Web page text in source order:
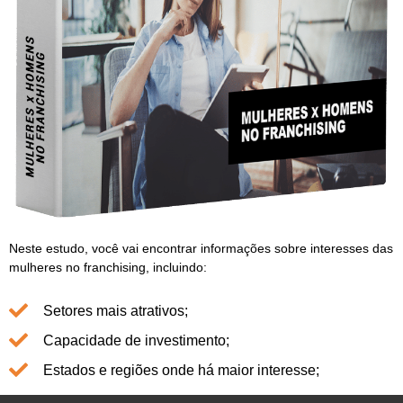
Neste estudo, você vai encontrar informações sobre interesses das
mulheres no franchising, incluindo:
Setores mais atrativos;
Capacidade de investimento;
Estados e regiões onde há maior interesse;